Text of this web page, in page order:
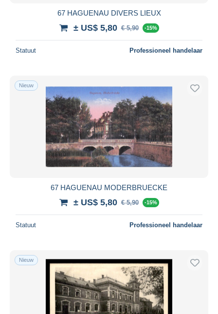
67 HAGUENAU DIVERS LIEUX
± US$ 5,80 € 5,90 -15%
Statuut Professioneel handelaar
Nieuw
67 HAGUENAU MODERBRUECKE
± US$ 5,80 € 5,90 -15%
Statuut Professioneel handelaar
Nieuw